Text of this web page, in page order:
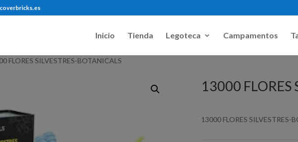
Inicio Tienda Legoteca Campamentos
FLORES SILVESTRES-BOTANICALS
13000 FLORES
13000 FLORES SILVESTRES-